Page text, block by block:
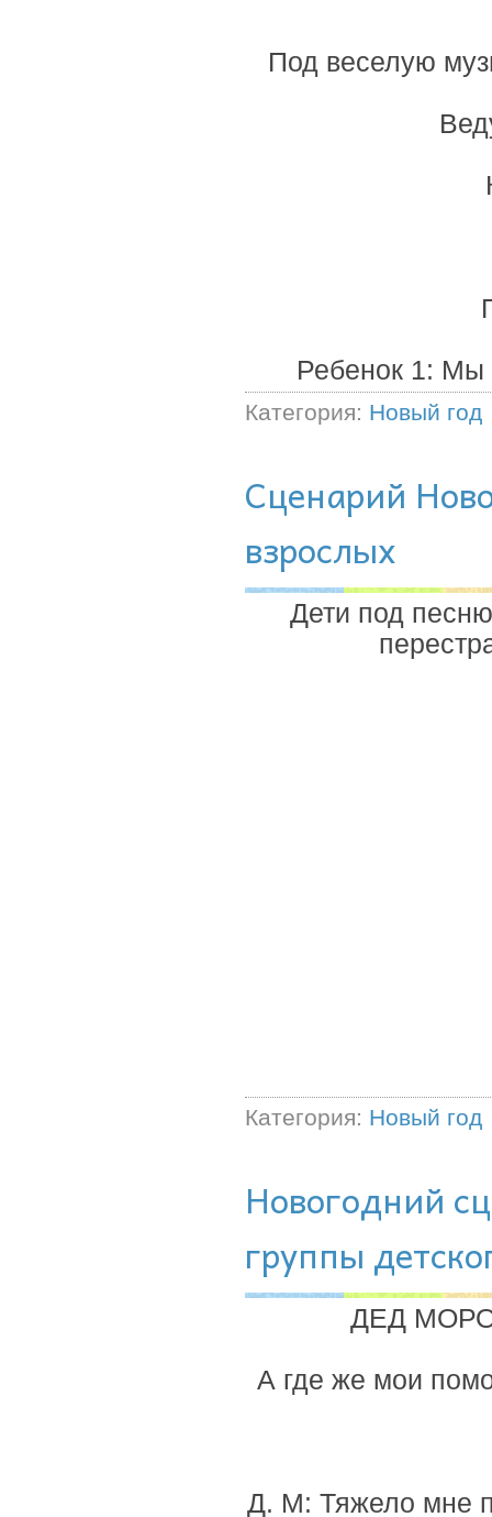
Под веселую
Ребенок 1: Мы
Категория: Новый год
Сценарий
взрослых
Дети под
Категория: Новый год
Новогодний
группы
ДЕД
А где же мои
Д. М: Тяжело мне